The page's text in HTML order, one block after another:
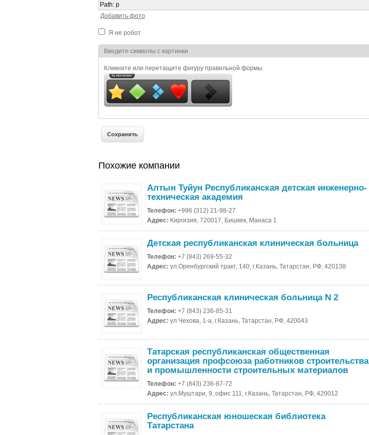
Path: p
Добавить фото
Я не робот
Я спамер
Введите символы с картинки
Кликните или перетащите фигуру правильной формы.
Похожие компании
Алтын Туйун Республиканская детская инженерно-
техническая академия
Телефон: +996 (312) 21-98-27
Адрес: Киргизия, 720017, Бишкек, Манаса 1
Детская республиканская клиническая больница
Телефон: +7 (843) 269-55-32
Адрес: ул.Оренбургский тракт, 140, г.Казань, Татарстан, РФ, 420138
Республиканская клиническая больница N 2
Телефон: +7 (843) 236-85-31
Адрес: ул.Чехова, 1-а, г.Казань, Татарстан, РФ, 420043
Татарская республиканская общественная
организация профсоюза работников строительства
и промышленности строительных материалов
Телефон: +7 (843) 236-87-72
Адрес: ул.Муштари, 9, офис 111, г.Казань, Татарстан, РФ, 420012
Республиканская юношеская библиотека
Татарстана